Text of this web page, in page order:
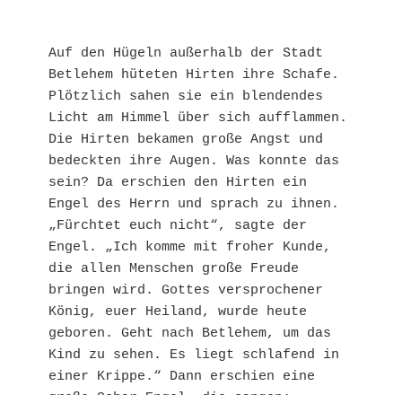
Auf den Hügeln außerhalb der Stadt
Betlehem hüteten Hirten ihre Schafe.
Plötzlich sahen sie ein blendendes
Licht am Himmel über sich aufflammen.
Die Hirten bekamen große Angst und
bedeckten ihre Augen. Was konnte das
sein? Da erschien den Hirten ein
Engel des Herrn und sprach zu ihnen.
„Fürchtet euch nicht“, sagte der
Engel. „Ich komme mit froher Kunde,
die allen Menschen große Freude
bringen wird. Gottes versprochener
König, euer Heiland, wurde heute
geboren. Geht nach Betlehem, um das
Kind zu sehen. Es liegt schlafend in
einer Krippe.“ Dann erschien eine